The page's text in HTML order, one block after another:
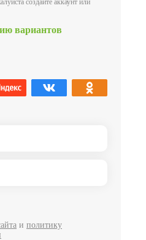
создайте аккаунт или
вариантов
и политику